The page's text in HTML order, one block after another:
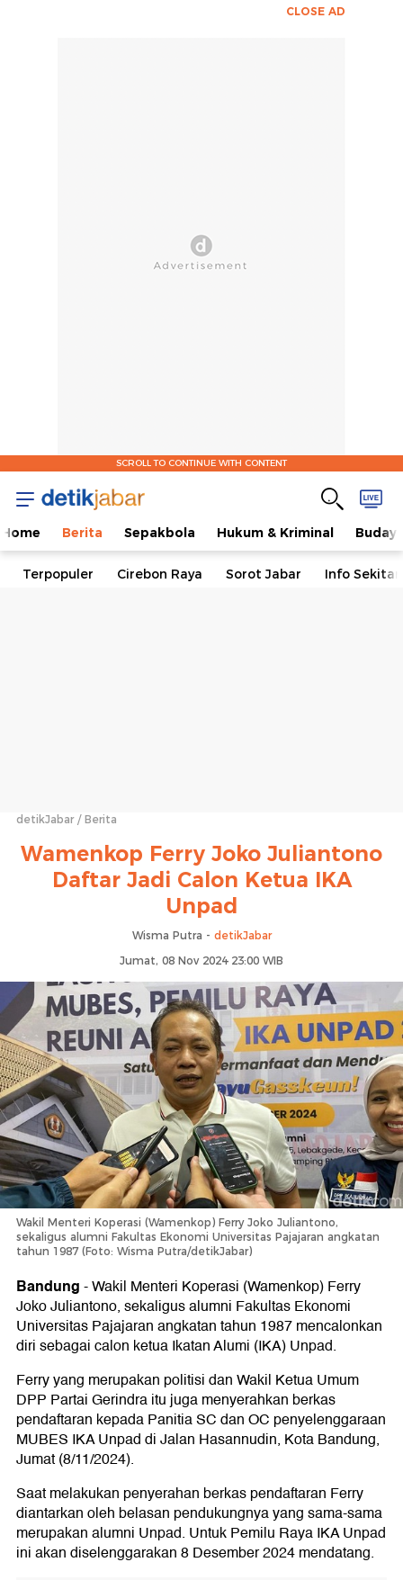
CLOSE AD
SCROLL TO CONTINUE WITH CONTENT
Home Berita Sepakbola Hukum & Kriminal
Terpopuler Cirebon Raya Sorot Jabar Info
detikJabar Berita
Wamenkop Ferry Joko Juliantono
Daftar Jadi Calon Ketua IKA
Unpad
Wisma Putra - detikJabar
Jumat, 08 Nov 2024 23:00 WIB
Wakil Menteri Koperasi (Wamenkop) Ferry Joko Juliantono,
sekaligus alumni Fakultas Ekonomi Universitas Pajajaran angkatan
tahun 1987 (Foto: Wisma Putra/detikJabar)
Bandung-Wakil Menteri Koperasi (Wamenkop) Ferry
Joko Juliantono, sekaligus alumni Fakultas Ekonomi
Universitas Pajajaran angkatan tahun 1987 mencalonkan
diri sebagai calon ketua Ikatan Alumi (IKA) Unpad.
Ferry yang merupakan politisi dan Wakil Ketua Umum
DPP Partai Gerindra itu juga menyerahkan berkas
pendaftaran kepada Panitia SC dan OC penyelenggaraan
MUBES IKA Unpad di Jalan Hasannudin, Kota Bandung,
Jumat (8/11/2024).
Saat melakukan penyerahan berkas pendaftaran Ferry
diantarkan oleh belasan pendukungnya yang sama-sama
merupakan alumni Unpad. Untuk Pemilu Raya IKA Unpad
ini akan diselenggarakan 8 Desember 2024 mendatang.